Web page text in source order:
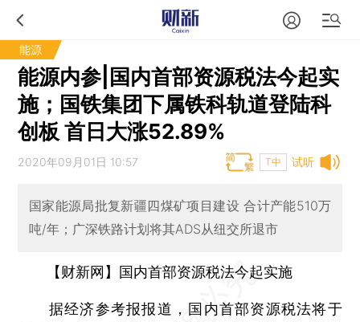
能源
能源内参|国内首部资源税法今起实
施；国铁集团下属铁科轨道登陆科
创板 首日大涨52.89%
试听
2020年09月01日 10:57 T中
国家能源局批复新疆四煤矿项目建设 合计产能510万
吨/年；广深铁路计划将其ADS从纽交所退市
【财新网】国内首部资源税法今起实施
据经济参考报报道，国内首部资源税法将于